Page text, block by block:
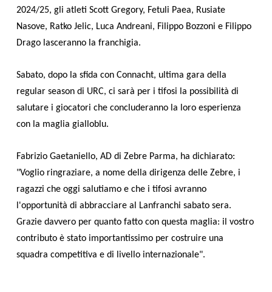
2024/25, gli atleti Scott Gregory, Fetuli Paea, Rusiate
Nasove, Ratko Jelic, Luca Andreani, Filippo Bozzoni e Filippo
Drago lasceranno la franchigia.
Sabato, dopo la sfida con Connacht, ultima gara della
regular season di URC, ci sarà per i tifosi la possibilità di
salutare i giocatori che concluderanno la loro esperienza
con la maglia gialloblu.
Fabrizio Gaetaniello, AD di Zebre Parma, ha dichiarato:
"Voglio ringraziare, a nome della dirigenza delle Zebre, i
ragazzi che oggi salutiamo e che i tifosi avranno
l'opportunità di abbracciare al Lanfranchi sabato sera.
Grazie davvero per quanto fatto con questa maglia: il vostro
contributo è stato importantissimo per costruire una
squadra competitiva e di livello internazionale".